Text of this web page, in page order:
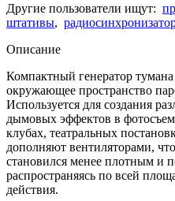
Другие пользователи ищут:
штативы,
Описание
Компактный генератор
окружающее пространство
Используется для создания
дымовых эффектов в
клубах, театральных
дополняют вентиляторами,
становился менее плотным и
распространяясь по всей
действия.